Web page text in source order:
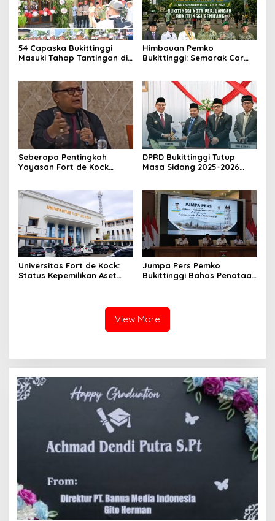
54 Capaska Bukittinggi
Masuki Tahap Tantingan di
Himbauan Pemko
Bukittinggi: Semarak Car
Militer (KODAM) XX/Tuanku
Imam Bonjol
Seberapa Pentingkah
Yayasan Fort de Kock
Jam Gadang?
DPRD Bukittinggi Tutup
Masa Sidang 2025-2026
Beri Apresiasi
Universitas Fort de Kock:
Status Kepemilikan Aset
Putusan Mahkamah Agung
Nomor 2108/K/Pdt/2022
Jumpa Pers Pemko
Bukittinggi Bahas Penataan
View More